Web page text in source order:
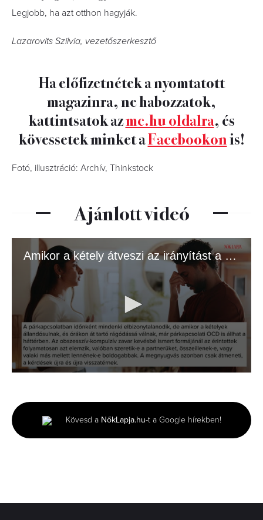
Legjobb, ha azt otthon hagyják.
Lazarovits Szilvia, vezetőszerkesztő
Ha előfizetnétek a nyomtatott
magazinra, ne habozzatok,
kattintsatok azmc.hu oldalra, és
kövessetek minket aFacebookonis!
Fotó, illusztráció: Archív, Thinkstock
Ajánlott videó
Amikor a kétely átveszi az irányítást a szerelem felett
minute,
34
seconds
Kövesd a NőkLapja.hu-t a Google hírekben!